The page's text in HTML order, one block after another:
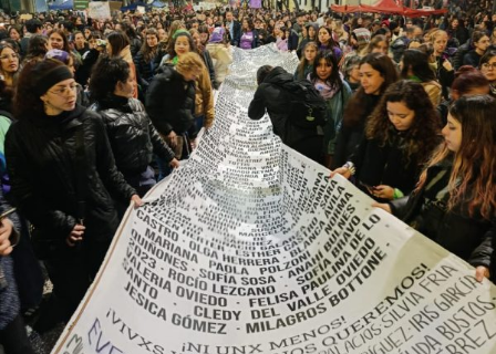
bonaerense, para conocer y escuchar a isleños,
productores, docentes, ambientalistas y vecinos que
resisten otra avanzada sobre un territorio en disputa.
Por Francisco Pandolfi
Descargar la Mu en PDF